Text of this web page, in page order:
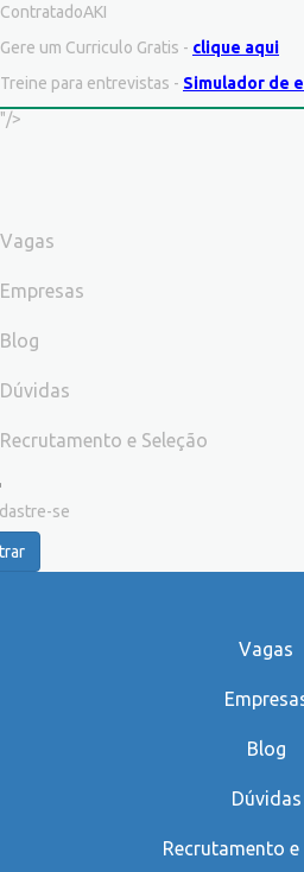
ContratadoAKI
Gere um Curriculo Gratis - clique aqui
Treine para entrevistas - Simulador de
"/>
Vagas
Empresas
Blog
Dúvidas
Recrutamento e Seleção
se
Vagas
Blog
Dúvidas
Recrutamento e